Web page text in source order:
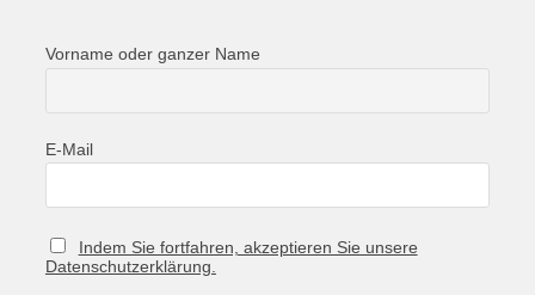
Vorname oder ganzer Name
E-Mail
Indem Sie fortfahren, akzeptieren Sie unsere
Datenschutzerklärung.